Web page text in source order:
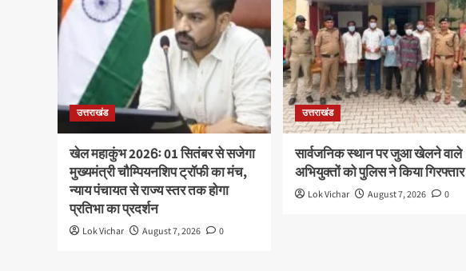
उत्तराखंड
खेल महाकुंभ 2026ः 01 सितंबर से सजेगा
मुख्यमंत्री चौम्पियनशिप ट्रॉफी का मंच,
न्याय पंचायत से राज्य स्तर तक होगा
प्रतिभा का प्रदर्शन
Lok Vichar August 7, 2026 0
उत्तराखंड
सार्वजनिक स्थान पर जुआ खेलने वाले
अभियुक्तों को पुलिस ने किया गिरफ्तार
Lok Vichar August 7, 2026 0